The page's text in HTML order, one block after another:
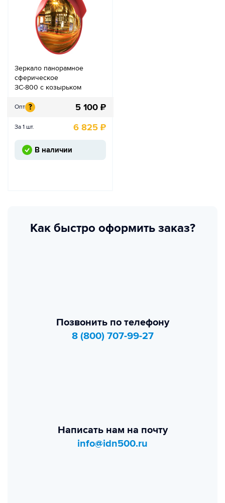
Зеркало панорамное
сферическое
ЗС-800 с козырьком
Опт ? 5 100 ₽
За 1 шт. 6 825 ₽
В наличии
Как быстро оформить заказ?
Позвонить по телефону
8 (800) 707-99-27
Написать нам на почту
info@idn500.ru